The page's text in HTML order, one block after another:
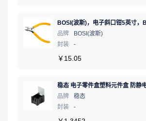
BOSI(波斯)，电子斜口钳5英寸，
品牌
BOSI(波斯)
封装
-
￥ 15.05
稳态 电子零件盒塑料元件盒 防静
品牌
稳态
封装
-